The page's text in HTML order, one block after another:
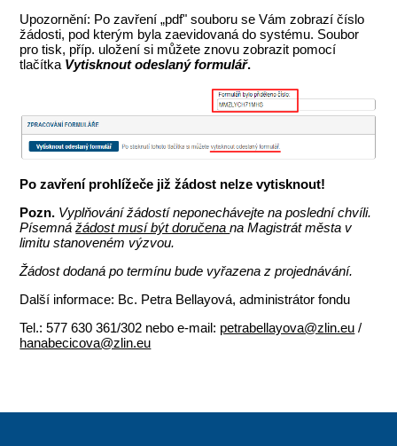
Upozornění: Po zavření „pdf" souboru se Vám zobrazí číslo
žádosti, pod kterým byla zaevidovaná do systému. Soubor
pro tisk, příp. uložení si můžete znovu zobrazit pomocí
tlačítka Vytisknout odeslaný formulář.
Po zavření prohlížeče již žádost nelze vytisknout!
Pozn. Vyplňování žádostí neponechávejte na poslední chvíli.
Písemnážádost musí být doručenana Magistrát města v
limitu stanoveném výzvou.
Žádost dodaná po termínu bude vyřazena z projednávání.
Další informace: Bc. Petra Bellayová, administrátor fondu
Tel.: 577 630 361/302 nebo e-mail: petrabellayova@zlin.eu /
hanabecicova@zlin.eu